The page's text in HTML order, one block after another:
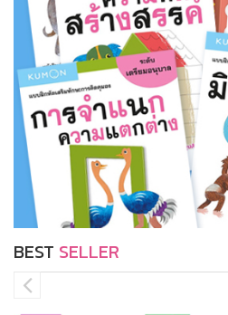
BEST SELLER